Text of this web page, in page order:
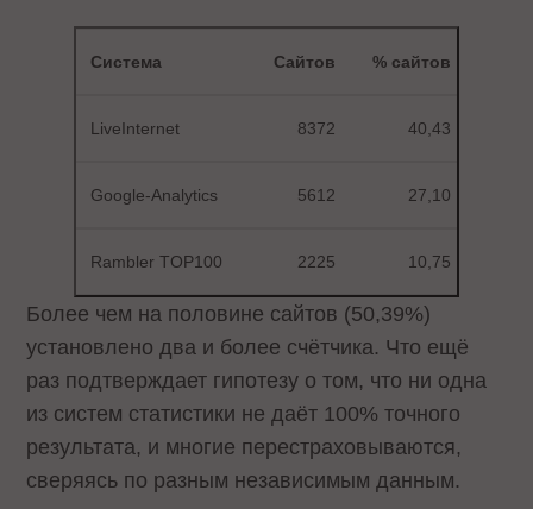
Система Сайтов % сайтов
LiveInternet 8372 40,43
Google-Analytics 5612 27,10
Rambler TOP100 2225 10,75
Более чем на половине сайтов (50,39%)
установлено два и более счётчика. Что ещё
раз подтверждает гипотезу о том, что ни одна
из систем статистики не даёт 100% точного
результата, и многие перестраховываются,
сверяясь по разным независимым данным.